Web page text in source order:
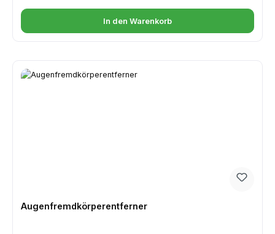
In den Warenkorb
Augenfremdkörperentferner